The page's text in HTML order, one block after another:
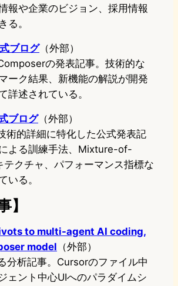
報や企業のビジョン、採用情報
る。
ブログ（外部）
の発表記事。技術的な
ーク結果、新機能の解説が開発
詳述されている。
ブログ（外部）
術的詳細に特化した公式発表記
よる訓練手法、Mixture-of-
クチャ、パフォーマンス指標な
いる。
】
to multi-agent AI coding,
model （外部）
分析記事。Cursorのファイル中
ェント中心UIへのパラダイムシ